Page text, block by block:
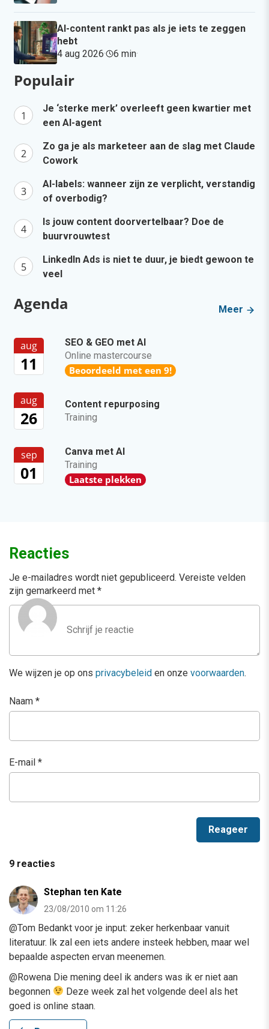
AI-content rankt pas als je iets te zeggen
hebt
4 aug 2026· 6 min·
Populair
Je ‘sterke merk’ overleeft geen kwartier met
een AI-agent
Zo ga je als marketeer aan de slag met Claude
Cowork
AI-labels: wanneer zijn ze verplicht, verstandig
of overbodig?
Is jouw content doorvertelbaar? Doe de
buurvrouwtest
LinkedIn Ads is niet te duur, je biedt gewoon te
veel
Agenda Meer
aug
11
SEO & GEO met AI
Online mastercourse
Beoordeeld met een 9!
aug
26
Content repurposing
Training
sep
01
Canva met AI
Training
Laatste plekken
Reacties
Je e-mailadres wordt niet gepubliceerd. Vereiste velden
zijn gemarkeerd met *
We wijzen je op ons privacybeleid en onze voorwaarden.
Naam *
E-mail *
9 reacties
Stephan ten Kate
23/08/2010 om 11:26
@Tom Bedankt voor je input: zeker herkenbaar vanuit
literatuur. Ik zal een iets andere insteek hebben, maar wel
bepaalde aspecten ervan meenemen.
@Rowena Die mening deel ik anders was ik er niet aan
begonnen
Deze week zal het volgende deel als het
goed is online staan.